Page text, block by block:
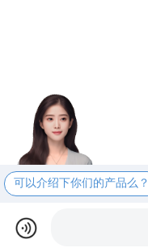
可以介绍下你们的产品么？